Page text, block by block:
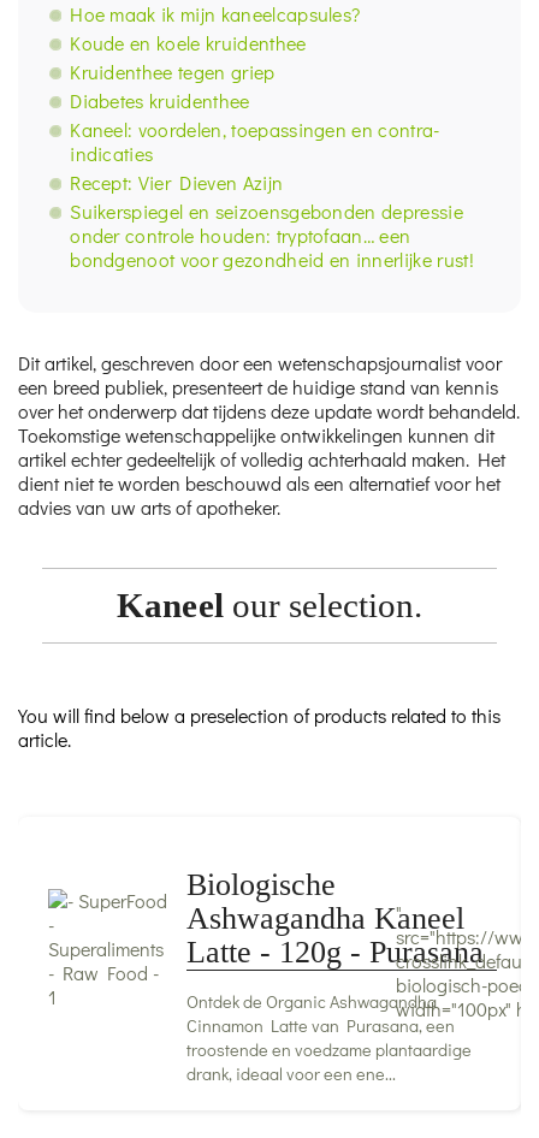
Hoe maak ik mijn kaneelcapsules?
Koude en koele kruidenthee
Kruidenthee tegen griep
Diabetes kruidenthee
Kaneel: voordelen, toepassingen en contra-
indicaties
Recept: Vier Dieven Azijn
Suikerspiegel en seizoensgebonden depressie
onder controle houden: tryptofaan… een
bondgenoot voor gezondheid en innerlijke rust!
Dit artikel, geschreven door een wetenschapsjournalist voor
een breed publiek, presenteert de huidige stand van kennis
over het onderwerp dat tijdens deze update wordt behandeld.
Toekomstige wetenschappelijke ontwikkelingen kunnen dit
artikel echter gedeeltelijk of volledig achterhaald maken. Het
dient niet te worden beschouwd als een alternatief voor het
advies van uw arts of apotheker.
Kaneel our selection.
You will find below a preselection of products related to this
article.
Biologische
Ashwagandha Kaneel
Latte - 120g - Purasana
Ontdek de Organic Ashwagandha
Cinnamon Latte van Purasana, een
troostende en voedzame plantaardige
drank, ideaal voor een ene...
"
src="https://
biologisch-
width="100px"